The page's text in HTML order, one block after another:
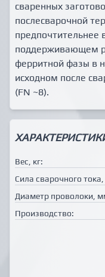
сваренных
послесварочной
предпочтительнее
поддерживающем
ферритной фазы в
исходном после
(FN ~8).
Вес, кг:
Сила сварочного
Диаметр проволоки,
Производство: